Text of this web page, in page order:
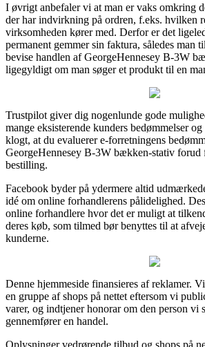
I øvrigt anbefaler vi at man er vaks omkring
der har indvirkning på ordren, f.eks. hvilken
virksomheden kører med. Derfor er det
permanent gemmer sin faktura, således man
bevise handlen af GeorgeHennesey B-3W
ligegyldigt om man søger et produkt til en
Trustpilot giver dig nogenlunde gode
mange eksisterende kunders bedømmelser
klogt, at du evaluerer e-forretningens
GeorgeHennesey B-3W bækken-stativ
bestilling.
Facebook byder på ydermere altid
idé om online forhandlerens pålidelighed.
online forhandlere hvor det er muligt at
deres køb, som tilmed bør benyttes til at
kunderne.
Denne hjemmeside finansieres af reklamer.
en gruppe af shops på nettet eftersom vi
varer, og indtjener honorar om den person vi
gennemfører en handel.
Oplysninger vedrørende tilbud og shops på